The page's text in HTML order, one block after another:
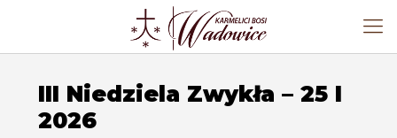
III Niedziela Zwykła – 25 I
2026